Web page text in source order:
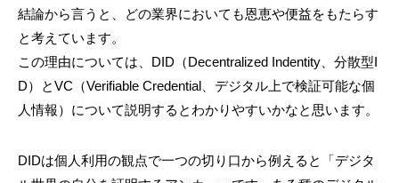
結論から言うと、どの業界においても恩恵や便益をもたらす
と考えています。
この理由については、DID（Decentralized Indentity、分散型I
D）とVC（Verifiable Credential、デジタル上で検証可能な個
人情報）について説明するとわかりやすいかなと思います。
DIDは個人利用の観点で一つの切り口から例えると「デジタ